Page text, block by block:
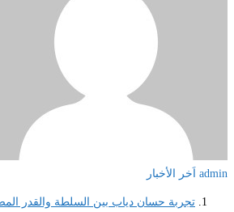
admin اَخر الأخبار
تجربة حسان دياب بين السلطة والقدر